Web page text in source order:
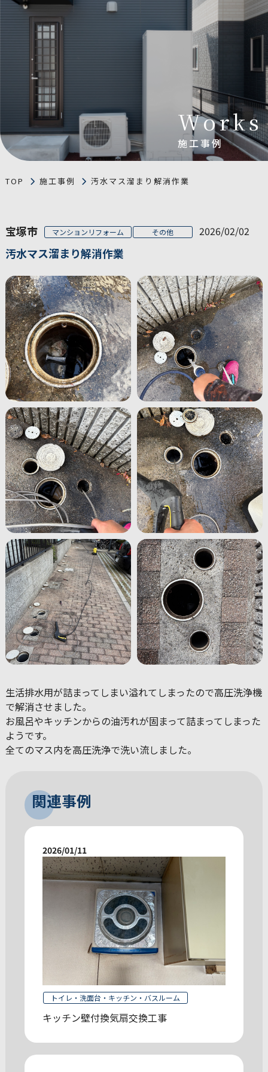
Works
施工事例
TOP 施工事例 汚水マス溜まり解消作業
宝塚市 マンションリフォーム その他 2026/02/02
汚水マス溜まり解消作業
生活排水用が詰まってしまい溢れてしまったので高圧洗浄機
で解消させました。
お風呂やキッチンからの油汚れが固まって詰まってしまった
ようです。
全てのマス内を高圧洗浄で洗い流しました。
関連事例
2026/01/11
トイレ・洗面台・キッチン・バスルーム
キッチン壁付換気扇交換工事